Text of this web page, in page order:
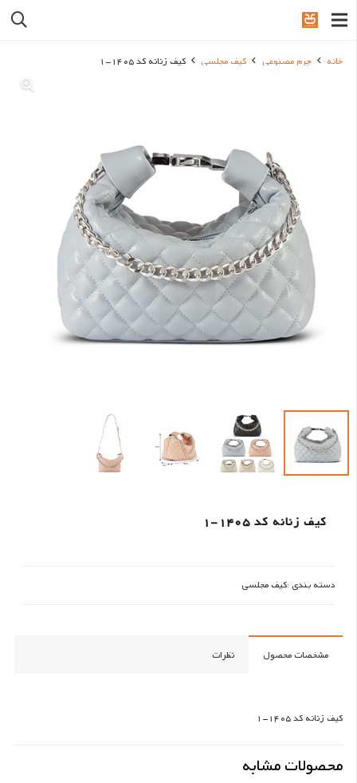
خانه چرم مصنوعی کیف مجلسی کیف زنانه کد 1405-1
کیف زنانه کد 1405-1
دسته بندی :کیف مجلسی
مشخصات محصول نظرات
کیف زنانه کد 1405-1
محصولات مشابه